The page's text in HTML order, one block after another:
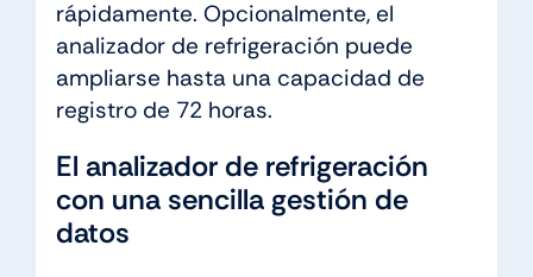
rápidamente. Opcionalmente, el
analizador de refrigeración puede
ampliarse hasta una capacidad de
registro de 72 horas.
El analizador de refrigeración
con una sencilla gestión de
datos